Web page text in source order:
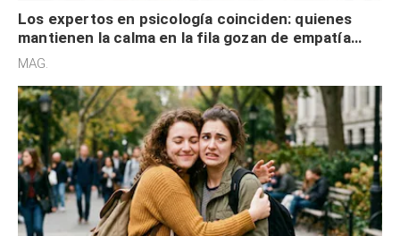
Los expertos en psicología coinciden: quienes
mantienen la calma en la fila gozan de empatía
cognitiva, gratitud y no solo tienen autocontrol
MAG.